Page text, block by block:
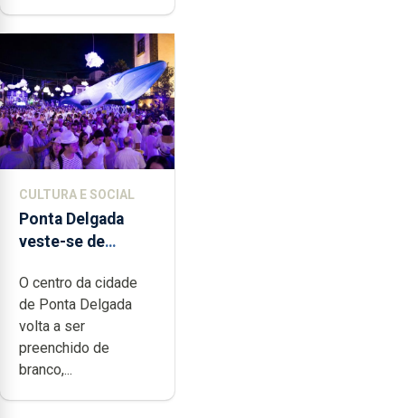
CULTURA E SOCIAL
Ponta Delgada
veste-se de
O centro da cidade
de Ponta Delgada
volta a ser
preenchido de
branco,...